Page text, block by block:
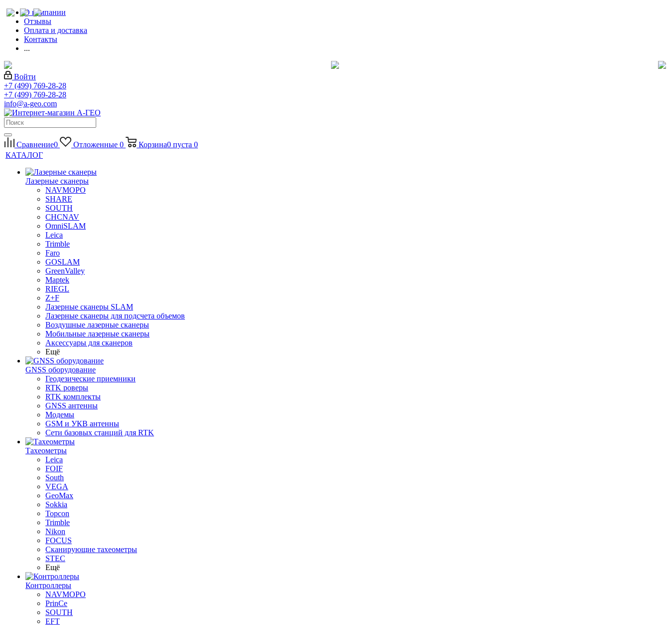
О компании
Отзывы
Оплата и доставка
Контакты
...
Войти
+7 (499) 769-28-28
+7 (499) 769-28-28
info@a-geo.com
Сравнение0 Отложенные 0 Корзина0 пуста 0
КАТАЛОГ
Лазерные сканеры
NAVMOPO
SHARE
SOUTH
CHCNAV
OmniSLAM
Leica
Trimble
Faro
GOSLAM
GreenValley
Maptek
RIEGL
Z+F
Лазерные сканеры SLAM
Лазерные сканеры для подсчета объемов
Воздушные лазерные сканеры
Мобильные лазерные сканеры
Аксессуары для сканеров
Ещё
GNSS оборудование
Геодезические приемники
RTK роверы
RTK комплекты
GNSS антенны
Модемы
GSM и УКВ антенны
Сети базовых станций для RTK
Тахеометры
Leica
FOIF
South
VEGA
GeoMax
Sokkia
Topcon
Trimble
Nikon
FOCUS
Сканирующие тахеометры
STEC
Ещё
Контроллеры
NAVMOPO
PrinCe
SOUTH
EFT